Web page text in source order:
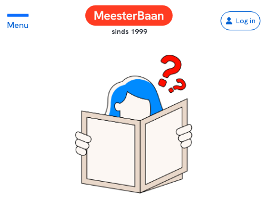
Menu
sinds 1999
Log in